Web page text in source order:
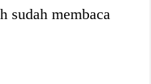
sudah membaca